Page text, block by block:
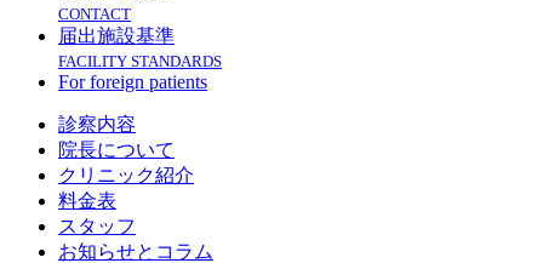
CONTACT
届出施設基準
FACILITY STANDARDS
For foreign patients
診察内容
院長について
クリニック紹介
料金表
スタッフ
お知らせとコラム